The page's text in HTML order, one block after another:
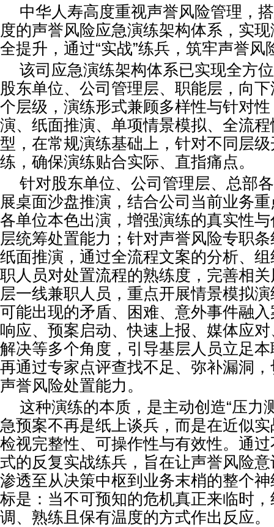
中华人寿高度重视声誉风险管理，
度的声誉风险应急演练架构体系，实
全提升，通过“实战”练兵，筑牢声誉风
该司应急演练架构体系已实现全方
股东单位、公司管理层、职能层，向
个层级，演练形式兼顾多样性与针对
演、纸面推演、单项情景模拟、全流
型，在常规演练基础上，针对不同层
练，确保演练贴合实际、直指痛点。
针对股东单位、公司管理层、总部
展桌面沙盘推演，结合公司当前业务
各单位本色出演，增强演练的真实性
层统筹处置能力；针对声誉风险专职
纸面推演，通过全流程文案的分析、
职人员对处置流程的熟练度，完善相
层一线兼职人员，重点开展情景模拟
可能出现的矛盾、困难、意外事件融
响应、预案启动、快速上报、媒体应
解决等多个角度，引导基层人员立足
再通过专家点评查找不足、弥补漏洞
声誉风险处置能力。
这种演练的本质，是主动创造“压力
急预案不再是纸上谈兵，而是在近似
检视完整性、可操作性与有效性。通
式的反复实战练兵，旨在让声誉风险
渗透至从决策中枢到业务末梢的整个
标是：当不可预知的危机真正来临时
调、熟练且保有温度的方式作出反应。